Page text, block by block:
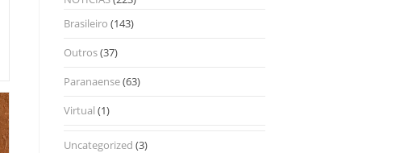
Brasileiro (143)
Outros(37)
Paranaense(63)
Virtual (1)
Uncategorized (3)